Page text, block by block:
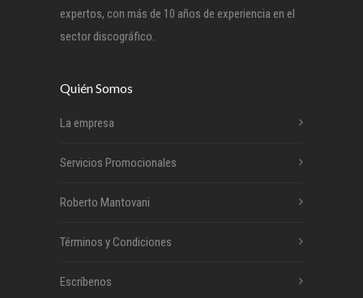
expertos, con más de 10 años de experiencia en el
sector discográfico.
Quién Somos
La empresa
Servicios Promocionales
Roberto Mantovani
Términos y Condiciones
Escríbenos